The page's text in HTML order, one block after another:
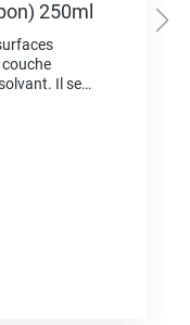
250ml
Il se
terme pour
autres métaux
utilisés à